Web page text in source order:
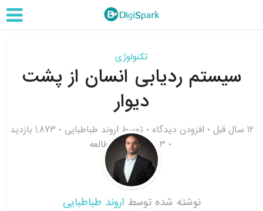
تکنولوژی
سیستم ردیابی انسان از پشت
دیوار
12 سال قبل افزودن دیدگاه توسط اروند طباطبایی
1,873 بازدید
3 دقیقه زمان مطالعه
نوشته شده توسط اروند طباطبایی